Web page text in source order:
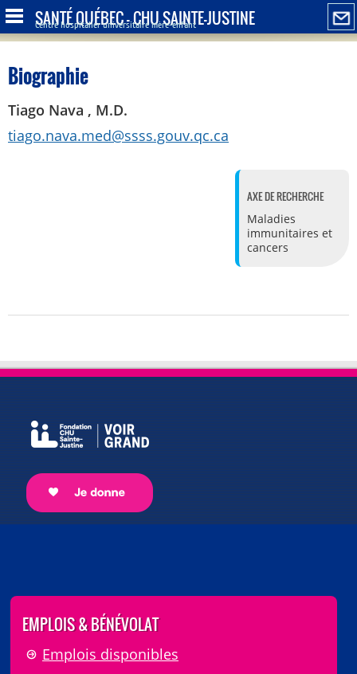
SANTÉ QUÉBEC - CHU SAINTE-JUSTINE
Centre hospitalier universitaire mère-enfant
Biographie
Tiago Nava , M.D.
tiago.nava.med@ssss.gouv.qc.ca
AXE DE RECHERCHE
Maladies
immunitaires et
cancers
EMPLOIS & BÉNÉVOLAT
Emplois disponibles